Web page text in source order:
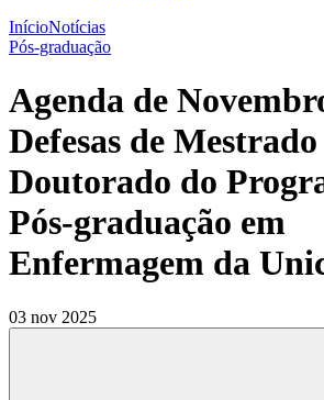
InícioNotícias
Pós-graduação
Agenda de
Defesas de Mestrado
Doutorado do
Pós-graduação em
Enfermagem da
03 nov 2025